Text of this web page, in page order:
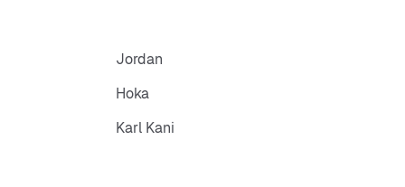
Jordan
Hoka
Karl Kani